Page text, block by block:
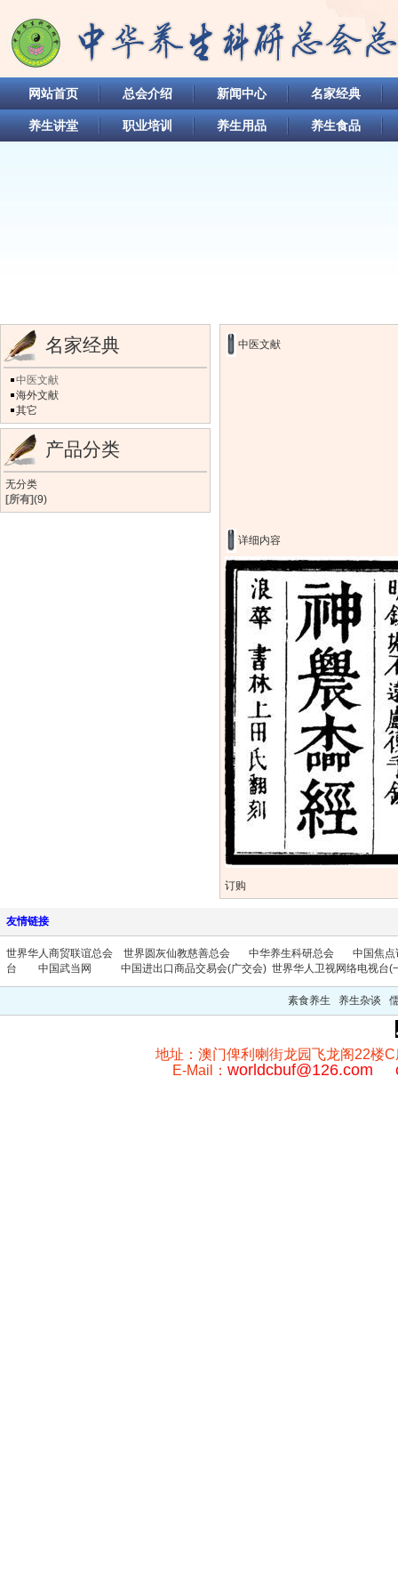
网站首页 总会介绍 新闻中心 名家经典
养生讲堂 职业培训 养生用品 养生食品
名家经典
中医文献
海外文献
其它
产品分类
无分类
[所有](9)
中医文献
详细内容
订购
友情链接
世界华人商贸联谊总会 世界圆灰仙教慈善总会 中华养生科研总会
中国焦点
台 中国武当网 中国进出口商品交易会(广交会) 世界华人卫视网络电视台(
素食养生 养生杂谈
地址：澳门俾利喇街龙园飞龙阁22楼
E-Mail： worldcbuf@126.com